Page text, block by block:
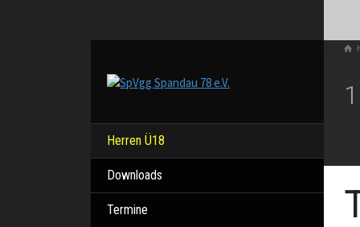
Herren Ü18
Downloads
Termine